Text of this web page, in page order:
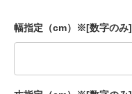
幅指定（cm）※[数字のみ]